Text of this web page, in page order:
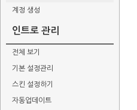
계정 생성
인트로 관리
전체 보기
기본 설정관리
스킨 설정하기
자동업데이트